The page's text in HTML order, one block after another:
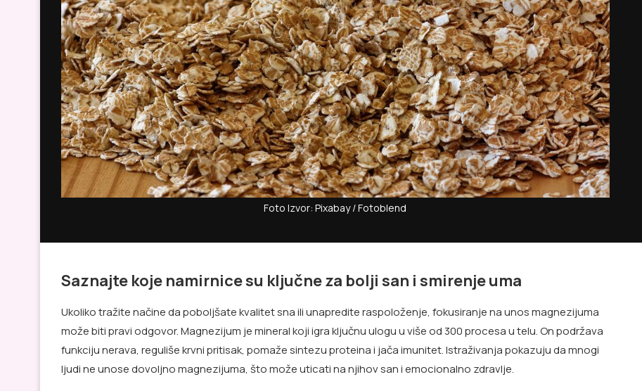
Foto Izvor: Pixabay / Fotoblend
Saznajte koje namirnice su ključne za bolji san i smirenje uma
Ukoliko tražite načine da poboljšate kvalitet sna ili unapredite raspoloženje, fokusiranje na unos magnezijuma
može biti pravi odgovor. Magnezijum je mineral koji igra ključnu ulogu u više od 300 procesa u telu. On podržava
funkciju nerava, reguliše krvni pritisak, pomaže sintezu proteina i jača imunitet. Istraživanja pokazuju da mnogi
ljudi ne unose dovoljno magnezijuma, što može uticati na njihov san i emocionalno zdravlje.